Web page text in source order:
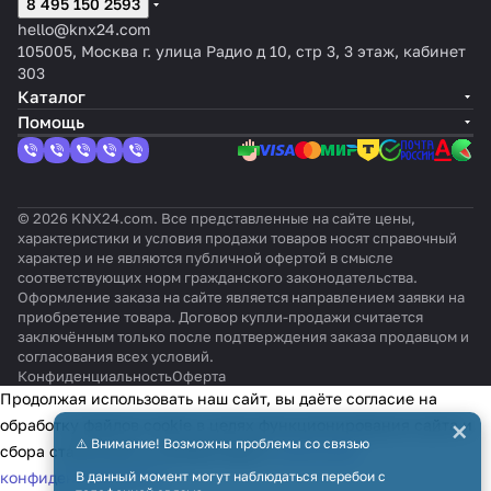
Light
,
черн
ый
RAL
9005
кла
виш
,
ный
очны
й,
цвет:
выбо
р
очны
й,
цвет:
выбо
р
матооттено
вый
цвет:
Сереб
8 495 150 2593
hello@knx24.com
105005, Москва г. улица Радио д 10, стр 3, 3 этаж, кабинет
303
Каталог
Помощь
© 2026 KNX24.com. Все представленные на сайте цены,
характеристики и условия продажи товаров носят справочный
характер и не являются публичной офертой в смысле
соответствующих норм гражданского законодательства.
Оформление заказа на сайте является направлением заявки на
приобретение товара. Договор купли-продажи считается
заключённым только после подтверждения заказа продавцом и
согласования всех условий.
КонфиденциальностьОферта
⚠️ Внимание! Возможны проблемы со связью
В данный момент могут наблюдаться перебои с
×
Продолжая использовать наш сайт, вы даёте согласие на
обработку файлов cookie в целях функционирования сайта и
сбора статистики в соответствии сполитикой
конфиденциальности